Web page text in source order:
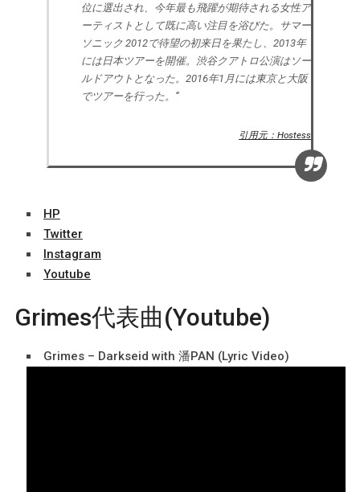
位に選出され、今年最も飛躍が期待される女性ア
ーティストとして既に高い注目を浴びた。サマー
ソニック 2012で待望の初来日を果たし、2013年
には日本ツアーを開催。渋谷クアトロ公演はソー
ルドアウトとなった。2016年1月には東京と大阪
でツアーを行った。”
引用元：Hostess
HP
Twitter
Instagram
Youtube
Grimes代表曲(Youtube)
Grimes – Darkseid with 潘PAN (Lyric Video)